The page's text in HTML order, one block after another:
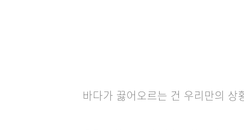
바다가 끓어오르는 건 우리만의 상